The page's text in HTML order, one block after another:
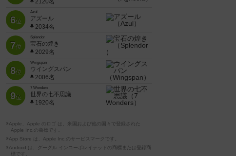
2120名
6位
Azul
アズール
2034名
7位
Splendor
宝石の煌き
2029名
8位
Wingspan
ウイングスパン
2006名
9位
7 Wonders
世界の七不思議
1920名
※Apple、Apple のロゴ は、米国および他の国々で登録された
Apple Inc.の商標です。
※App Store は、Apple Inc.のサービスマークです。
※Android は、グーグル インコーポレイテッドの商標または登録商
標です。